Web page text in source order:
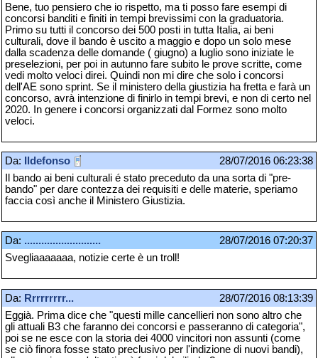
Bene, tuo pensiero che io rispetto, ma ti posso fare esempi di
concorsi banditi e finiti in tempi brevissimi con la graduatoria.
Primo su tutti il concorso dei 500 posti in tutta Italia, ai beni
culturali, dove il bando è uscito a maggio e dopo un solo mese
dalla scadenza delle domande ( giugno) a luglio sono iniziate le
preselezioni, per poi in autunno fare subito le prove scritte, come
vedi molto veloci direi. Quindi non mi dire che solo i concorsi
dell'AE sono sprint. Se il ministero della giustizia ha fretta e farà un
concorso, avrà intenzione di finirlo in tempi brevi, e non di certo nel
2020. In genere i concorsi organizzati dal Formez sono molto
veloci.
Da: Ildefonso
28/07/2016 06:23:38
Il bando ai beni culturali é stato preceduto da una sorta di "pre-
bando" per dare contezza dei requisiti e delle materie, speriamo
faccia così anche il Ministero Giustizia.
Da: ...........................
28/07/2016 07:20:37
Svegliaaaaaaa, notizie certe è un troll!
Da: Rrrrrrrrr...
28/07/2016 08:13:39
Eggià. Prima dice che "questi mille cancellieri non sono altro che
gli attuali B3 che faranno dei concorsi e passeranno di categoria",
poi se ne esce con la storia dei 4000 vincitori non assunti (come
se ciò finora fosse stato preclusivo per l'indizione di nuovi bandi),